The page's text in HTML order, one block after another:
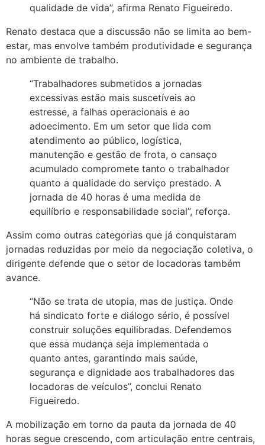
qualidade de vida”, afirma Renato Figueiredo.
Renato destaca que a discussão não se limita ao bem-
estar, mas envolve também produtividade e segurança
no ambiente de trabalho.
“Trabalhadores submetidos a jornadas
excessivas estão mais suscetíveis ao
estresse, a falhas operacionais e ao
adoecimento. Em um setor que lida com
atendimento ao público, logística,
manutenção e gestão de frota, o cansaço
acumulado compromete tanto o trabalhador
quanto a qualidade do serviço prestado. A
jornada de 40 horas é uma medida de
equilíbrio e responsabilidade social”, reforça.
Assim como outras categorias que já conquistaram
jornadas reduzidas por meio da negociação coletiva, o
dirigente defende que o setor de locadoras também
avance.
“Não se trata de utopia, mas de justiça. Onde
há sindicato forte e diálogo sério, é possível
construir soluções equilibradas. Defendemos
que essa mudança seja implementada o
quanto antes, garantindo mais saúde,
segurança e dignidade aos trabalhadores das
locadoras de veículos”, conclui Renato
Figueiredo.
A mobilização em torno da pauta da jornada de 40
horas segue crescendo, com articulação entre centrais,